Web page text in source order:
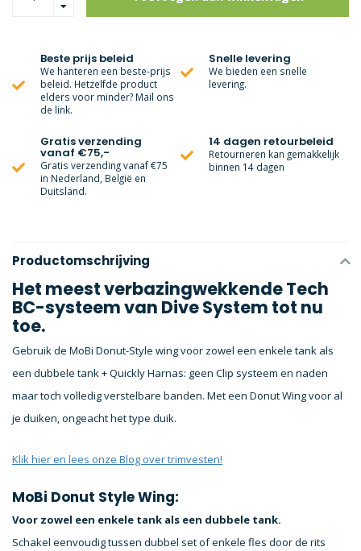
Beste prijs beleid
We hanteren een beste-prijs
beleid. Hetzelfde product
elders voor minder? Mail ons
de link.
Snelle levering
We bieden een snelle
levering.
Gratis verzending
vanaf €75,-
Gratis verzending vanaf €75
in Nederland, België en
Duitsland.
14 dagen retourbeleid
Retourneren kan gemakkelijk
binnen 14 dagen
Productomschrijving
Het meest verbazingwekkende Tech
BC-systeem van Dive System tot nu
toe.
Gebruik de MoBi Donut-Style wing voor zowel een enkele tank als
een dubbele tank + Quickly Harnas: geen Clip systeem en naden
maar toch volledig verstelbare banden. Met een Donut Wing voor al
je duiken, ongeacht het type duik.
Klik hier en lees onze Blog over trimvesten!
MoBi Donut Style Wing:
Voor zowel een enkele tank als een dubbele tank.
Schakel eenvoudig tussen dubbel set of enkele fles door de rits